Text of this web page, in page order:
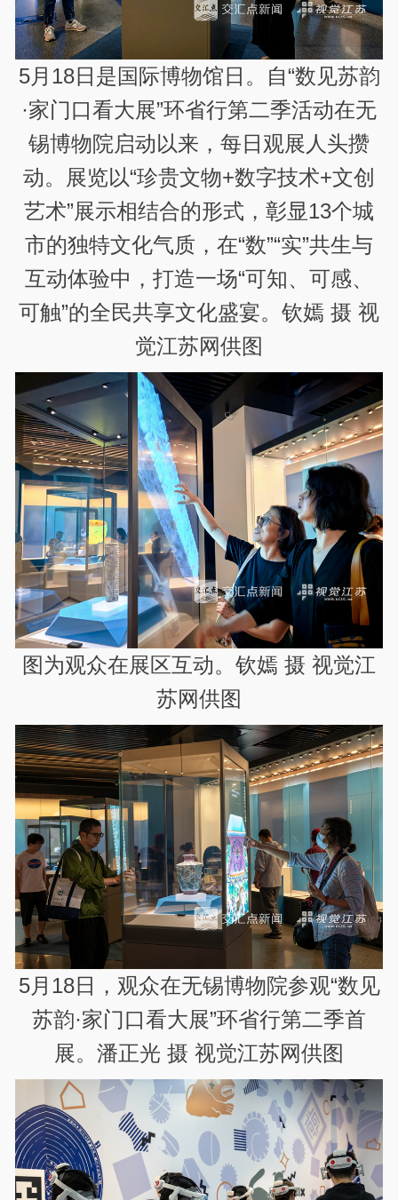
5月18日是国际博物馆日。自“数见苏韵
·家门口看大展”环省行第二季活动在无
锡博物院启动以来，每日观展人头攒
动。展览以“珍贵文物+数字技术+文创
艺术”展示相结合的形式，彰显13个城
市的独特文化气质，在“数”“实”共生与
互动体验中，打造一场“可知、可感、
可触”的全民共享文化盛宴。钦嫣 摄 视
觉江苏网供图
图为观众在展区互动。钦嫣 摄 视觉江
苏网供图
5月18日，观众在无锡博物院参观“数见
苏韵·家门口看大展”环省行第二季首
展。潘正光 摄 视觉江苏网供图